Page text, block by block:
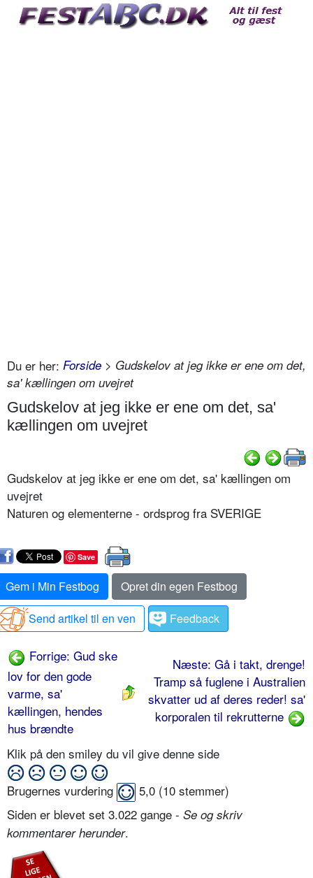
Du er her: Forside > Gudskelov at jeg ikke er ene om det,
sa' kællingen om uvejret
Gudskelov at jeg ikke er ene om det, sa'
kællingen om uvejret
Gudskelov at jeg ikke er ene om det, sa' kællingen om
uvejret
Naturen og elementerne - ordsprog fra SVERIGE
Save
Gem i Min Festbog
Opret din egen Festbog
Send artikel til en ven
Feedback
Forrige: Gud ske
lov for den gode
varme, sa'
kællingen, hendes
hus brændte
Næste: Gå i takt, drenge!
Tramp så fuglene i Australien
skvatter ud af deres reder! sa'
korporalen til rekrutterne
Klik på den smiley du vil give denne side
Brugernes vurdering 5,0 (10 stemmer)
Siden er blevet set 3.022 gange - Se og skriv
kommentarer herunder.